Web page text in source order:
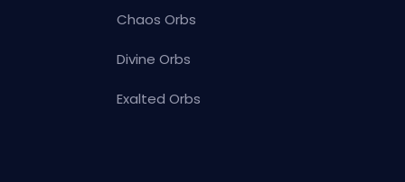
Chaos Orbs
Divine Orbs
Exalted Orbs